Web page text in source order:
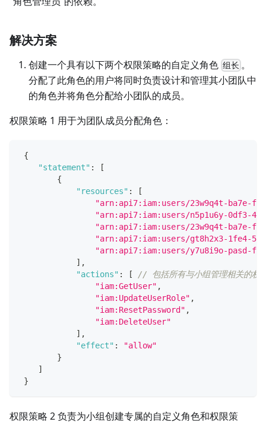
解决方案
创建一个具有以下两个权限策略的自定义角色 组长 。
分配了此角色的用户将同时负责设计和管理其小团队中
的角色并将角色分配给小团队的成员。
权限策略 1 用于为团队成员分配角色：
{
"statement" :
[
{
"resources" :
[
"arn:api7:iam:users/23w9q4t-ba7e-
"arn:api7:iam:users/n5p1u6y-0df3-
"arn:api7:iam:users/23w9q4t-ba7e-
"arn:api7:iam:users/gt8h2x3-1fe4-
"arn:api7:iam:users/y7u8i9o-pasd-
] ,
"actions" : [
// 包括所有与小组管理相关的权
"iam:GetUser" ,
"iam:UpdateUserRole" ,
"iam:ResetPassword" ,
"iam:DeleteUser"
] ,
"effect" :
"allow"
}
]
}
权限策略 2 负责为小组创建专属的自定义角色和权限策